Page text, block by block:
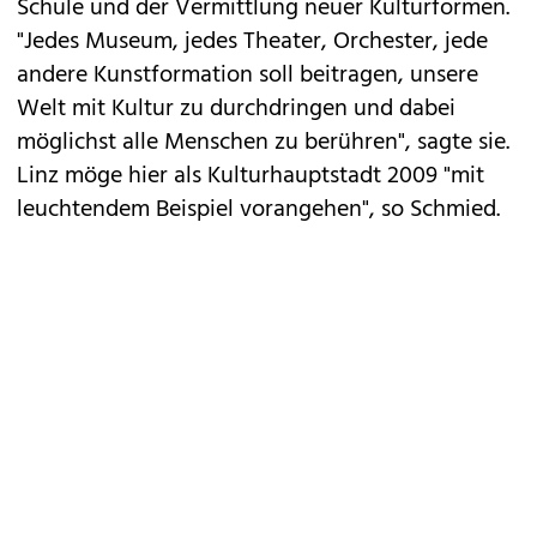
Schule und der Vermittlung neuer Kulturformen.
"Jedes Museum, jedes Theater, Orchester, jede
andere Kunstformation soll beitragen, unsere
Welt mit Kultur zu durchdringen und dabei
möglichst alle Menschen zu berühren", sagte sie.
Linz möge hier als Kulturhauptstadt 2009 "mit
leuchtendem Beispiel vorangehen", so Schmied.